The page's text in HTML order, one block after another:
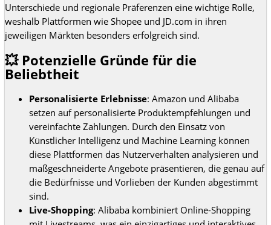
Unterschiede und regionale Präferenzen eine wichtige Rolle,
weshalb Plattformen wie Shopee und JD.com in ihren
jeweiligen Märkten besonders erfolgreich sind.
💥 Potenzielle Gründe für die
Beliebtheit
Personalisierte Erlebnisse: Amazon und Alibaba
setzen auf personalisierte Produktempfehlungen und
vereinfachte Zahlungen. Durch den Einsatz von
Künstlicher Intelligenz und Machine Learning können
diese Plattformen das Nutzerverhalten analysieren und
maßgeschneiderte Angebote präsentieren, die genau auf
die Bedürfnisse und Vorlieben der Kunden abgestimmt
sind.
Live-Shopping: Alibaba kombiniert Online-Shopping